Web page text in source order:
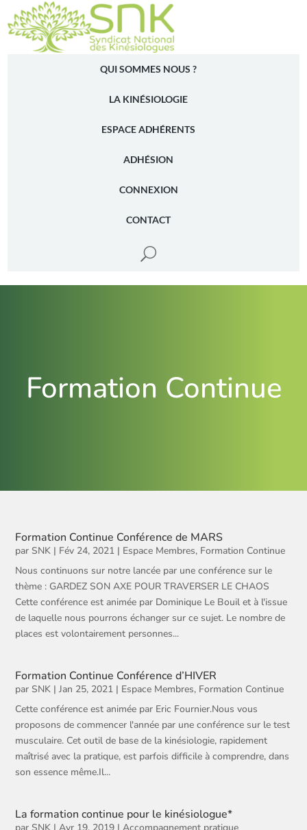
QUI SOMMES NOUS ?
LA KINÉSIOLOGIE
ESPACE ADHÉRENTS
ADHÉSION
CONNEXION
CONTACT
U
Formation Continue
Formation Continue Conférence de MARS
parSNK | Fév 24, 2021 | Espace Membres, Formation Continue
Nous continuons sur notre lancée par une conférence sur le
thème : GARDEZ SON AXE POUR TRAVERSER LE CHAOS
Cette conférence est animée par Dominique Le Bouil et à l'issue
de laquelle nous pourrons échanger sur ce sujet. Le nombre de
places est volontairement personnes...
Formation Continue Conférence d’HIVER
parSNK |Jan 25, 2021 | Espace Membres, Formation Continue
Cette conférence est animée par Eric Fournier.Nous vous
proposons de commencer l'année par une conférence sur le test
musculaire. Cet outil de base de la kinésiologie, rapidement
maîtrisé avec la pratique, est parfois difficile à comprendre, dans
son essence même.Il...
La formation continue pour le kinésiologue*